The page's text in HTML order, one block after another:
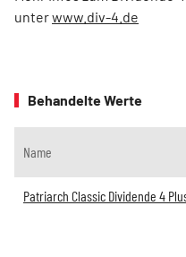
unterwww.div-4.de
Behandelte Werte
Name
Patriarch Classic Dividende 4